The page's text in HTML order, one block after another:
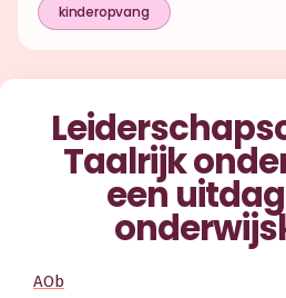
Taalrijk
een
AOb
kinderopvang